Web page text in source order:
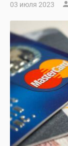
03 июля 2023